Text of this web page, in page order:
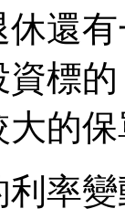
休還
資標
的保
利率